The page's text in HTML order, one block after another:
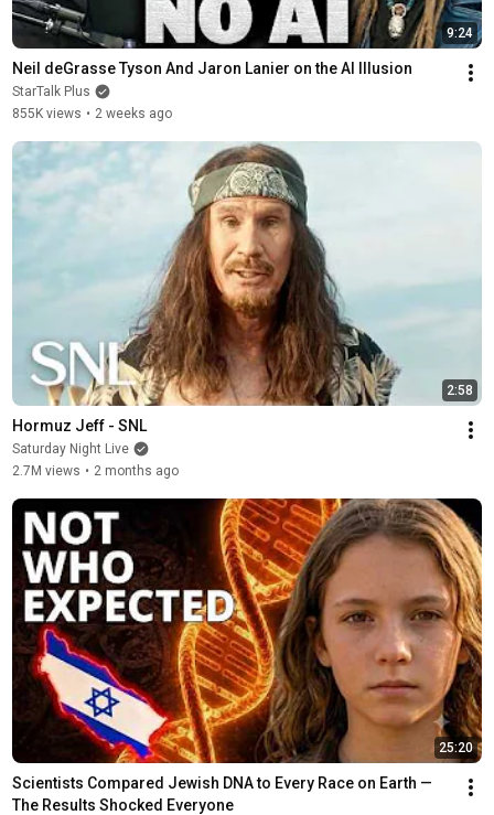
9:24
Neil deGrasse Tyson And Jaron Lanier on the AI Illusion
StarTalk Plus
855K views • 2 weeks ago
2:58
Hormuz Jeff - SNL
Saturday Night Live
2.7M views • 2 months ago
25:20
Scientists Compared Jewish DNA to Every Race on Earth —
The Results Shocked Everyone